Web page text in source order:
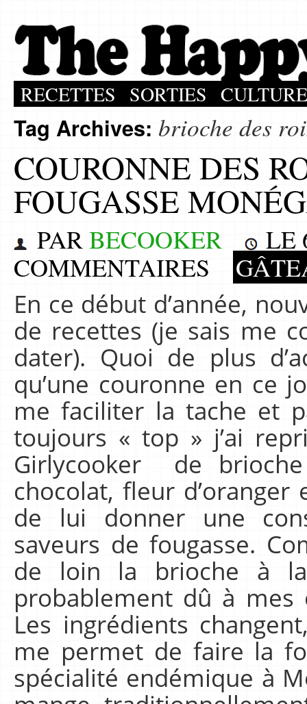
RECETTES SORTIES CULTURE
Tag Archives: brioche des
COURONNE DES
FOUGASSE
PARBECOOKER LE
COMMENTAIRES
En ce début d’année,
de recettes (je sais me
dater). Quoi de plus
qu’une couronne en ce
me faciliter la tache et
toujours « top » j’ai
Girlycooker de
chocolat, fleur d’oranger
de lui donner une
saveurs de fougasse.
de loin la brioche à la
probablement dû à mes
Les ingrédients
me permet de faire la
spécialité endémique à